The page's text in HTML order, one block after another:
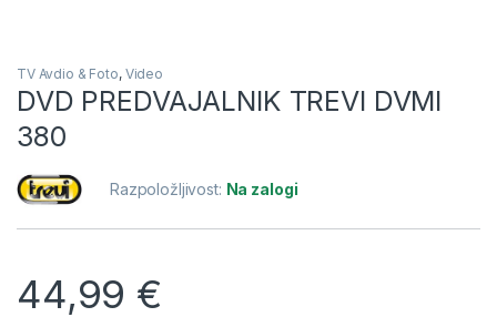
TV Avdio & Foto, Video
DVD PREDVAJALNIK TREVI DVMI
380
Razpoložljivost: Na zalogi
44,99 €